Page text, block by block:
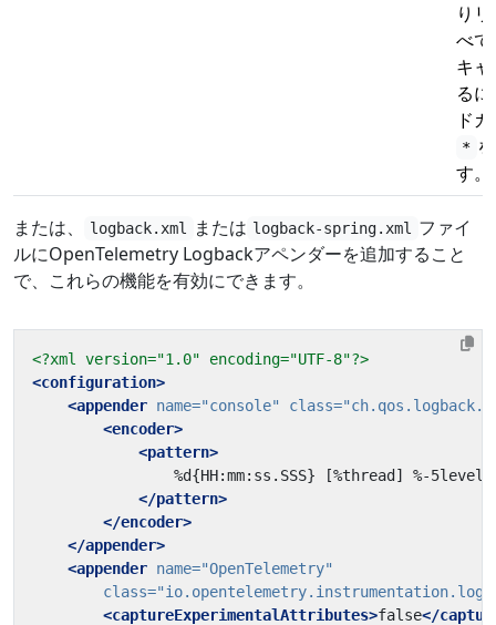
り
べ
キ
る
ド
*
す。
または、 logback.xml または logback-spring.xml
ファイ
ルにOpenTelemetry Logbackアペンダーを追加すること
で、これらの機能を有効にできます。
<?xml version="1.0" encoding="UTF-8"?>
<configuration>
<appender name="console" class=
<encoder>
<pattern>
</pattern>
</encoder>
</appender>
<appender name="OpenTelemetry"
class=
<captureExperimentalAttributes>false</